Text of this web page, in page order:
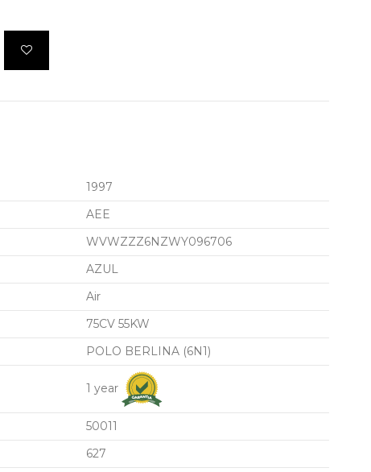
1997
AEE
WVWZZZ6NZWY096706
AZUL
Air
75CV 55KW
POLO BERLINA (6N1)
1 year
50011
627